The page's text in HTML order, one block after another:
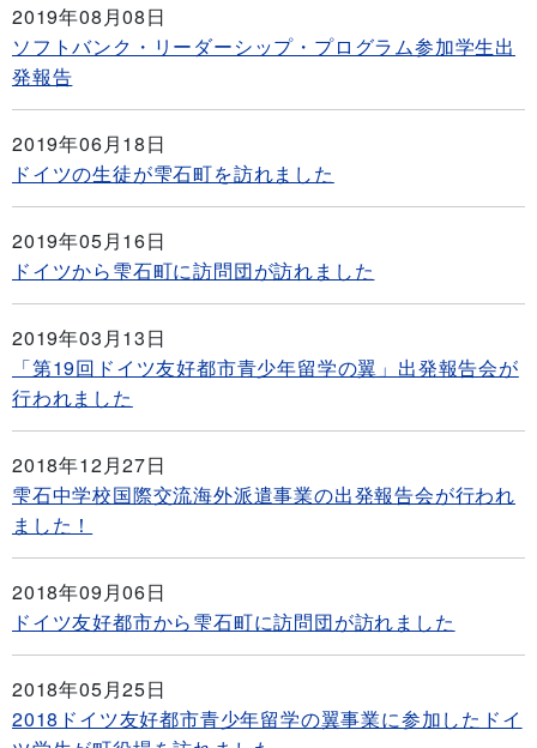
2019年08月08日
ソフトバンク・リーダーシップ・プログラム参加学生出
発報告
2019年06月18日
ドイツの生徒が雫石町を訪れました
2019年05月16日
ドイツから雫石町に訪問団が訪れました
2019年03月13日
「第19回ドイツ友好都市青少年留学の翼」出発報告会が
行われました
2018年12月27日
雫石中学校国際交流海外派遣事業の出発報告会が行われ
ました！
2018年09月06日
ドイツ友好都市から雫石町に訪問団が訪れました
2018年05月25日
2018ドイツ友好都市青少年留学の翼事業に参加したドイ